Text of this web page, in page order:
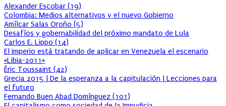
Alexander Escobar (19)
Colombia: Medios alternativos y el nuevo Gobierno
Amílcar Salas Oroño (5)
Desafíos y gobernabilidad del próximo mandato de Lula
Carlos E. Lippo (14)
El imperio está tratando de aplicar en Venezuela el escenario
«Libia-2011»
Éric Toussaint (42)
Grecia 2015 | De la esperanza a la capitulación | Lecciones para
el futuro
Fernando Buen Abad Domínguez (101)